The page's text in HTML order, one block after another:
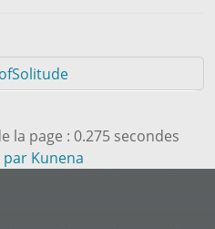
la page : 0.275 secondes
par Kunena